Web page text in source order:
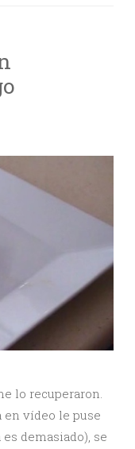
lo recuperaron.
en vídeo le puse
demasiado), se